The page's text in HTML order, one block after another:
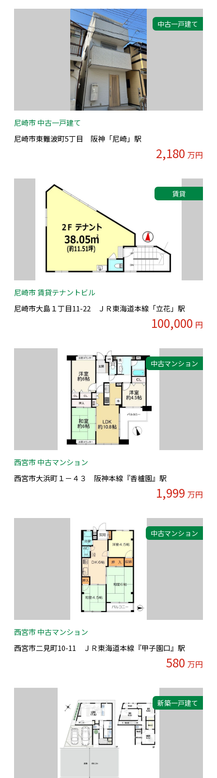
中古一戸建て
尼崎市 中古一戸建て
尼崎市東難波町5丁目 阪神「尼崎」駅
2,180 万円
賃貸
尼崎市 賃貸テナントビル
尼崎市大島１丁目11-22 ＪＲ東海道本線「立花」駅
100,000 円
中古マンション
西宮市 中古マンション
西宮市大浜町１－４３ 阪神本線『香櫨園』駅
1,999 万円
中古マンション
西宮市 中古マンション
西宮市二見町10-11 ＪＲ東海道本線『甲子園口』駅
580 万円
新築一戸建て